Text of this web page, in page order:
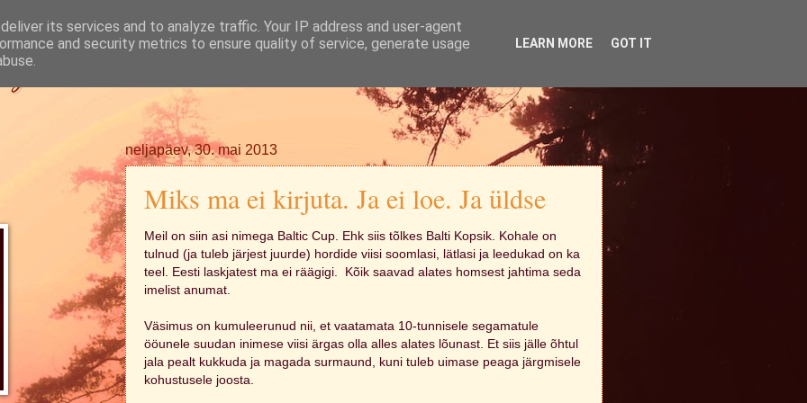
neljapäev, 30. mai 2013
Miks ma ei kirjuta. Ja ei loe. Ja üldse
Meil on siin asi nimega Baltic Cup. Ehk siis tõlkes Balti Kopsik. Kohale on
tulnud (ja tuleb järjest juurde) hordide viisi soomlasi, lätlasi ja leedukad on ka
teel. Eesti laskjatest ma ei räägigi. Kõik saavad alates homsest jahtima seda
imelist anumat.
Väsimus on kumuleerunud nii, et vaatamata 10-tunnisele segamatule
ööunele suudan inimese viisi ärgas olla alles alates lõunast. Et siis jälle õhtul
jala pealt kukkuda ja magada surmaund, kuni tuleb uimase peaga järgmisele
kohustusele joosta.
its services and to analyze traffic. Your IP address and user-agent
and security metrics to ensure quality of service, generate usage
LEARN MORE GOT IT